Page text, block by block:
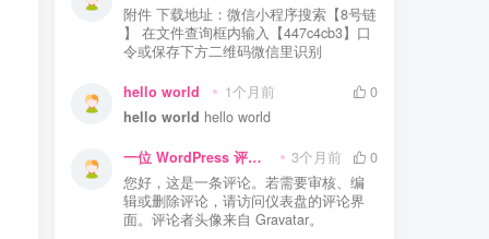
附件 下载地址：微信小程序搜索【8号链
】 在文件查询框内输入【447c4cb3】口
令或保存下方二维码微信里识别
hello world 1个月前
0
hello world hello world
一位 WordPress 评论者 3个月前
0
您好，这是一条评论。若需要审核、编
辑或删除评论，请访问仪表盘的评论界
面。评论者头像来自 Gravatar。